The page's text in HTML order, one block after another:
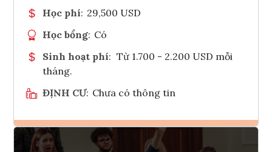
Học phí: 29,500 USD
Học bổng: Có
Sinh hoạt phí: Từ 1.700 - 2.200 USD mỗi
tháng.
ĐỊNH CƯ: Chưa có thông tin
Ghi danh